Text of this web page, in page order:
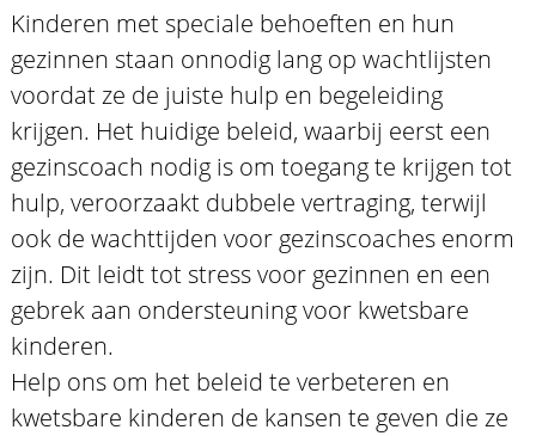
Kinderen met speciale behoeften en hun
gezinnen staan onnodig lang op wachtlijsten
voordat ze de juiste hulp en begeleiding
krijgen. Het huidige beleid, waarbij eerst een
gezinscoach nodig is om toegang te krijgen tot
hulp, veroorzaakt dubbele vertraging, terwijl
ook de wachttijden voor gezinscoaches enorm
zijn. Dit leidt tot stress voor gezinnen en een
gebrek aan ondersteuning voor kwetsbare
kinderen.
Help ons om het beleid te verbeteren en
kwetsbare kinderen de kansen te geven die ze